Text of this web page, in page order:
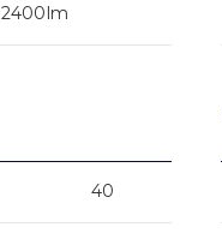
2400lm
40